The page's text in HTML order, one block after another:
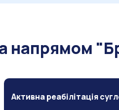
напрямом
Активна реабілітація